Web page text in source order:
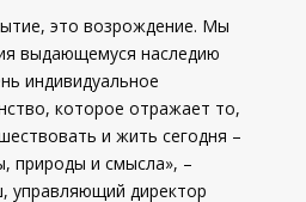
это возрождение. Мы
выдающемуся наследию
индивидуальное
которое отражает то,
и жить сегодня –
природы и смысла», –
управляющий директор